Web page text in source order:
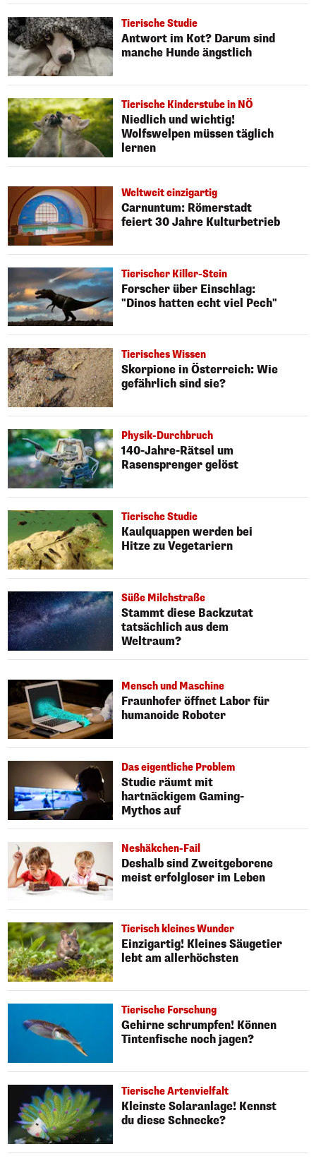
Tierische Studie
Antwort im Kot? Darum sind
manche Hunde ängstlich
Tierische Kinderstube in NÖ
Niedlich und wichtig!
Wolfswelpen müssen täglich
lernen
Weltweit einzigartig
Carnuntum: Römerstadt
feiert 30 Jahre Kulturbetrieb
Tierischer Killer-Stein
Forscher über Einschlag:
"Dinos hatten echt viel Pech"
Tierisches Wissen
Skorpione in Österreich: Wie
gefährlich sind sie?
Physik-Durchbruch
140-Jahre-Rätsel um
Rasensprenger gelöst
Tierische Studie
Kaulquappen werden bei
Hitze zu Vegetariern
Süße Milchstraße
Stammt diese Backzutat
tatsächlich aus dem
Weltraum?
Mensch und Maschine
Fraunhofer öffnet Labor für
humanoide Roboter
Das eigentliche Problem
Studie räumt mit
hartnäckigem Gaming-
Mythos auf
Neshäkchen-Fail
Deshalb sind Zweitgeborene
meist erfolgloser im Leben
Tierisch kleines Wunder
Einzigartig! Kleines Säugetier
lebt am allerhöchsten
Tierische Forschung
Gehirne schrumpfen! Können
Tintenfische noch jagen?
Tierische Artenvielfalt
Kleinste Solaranlage! Kennst
du diese Schnecke?